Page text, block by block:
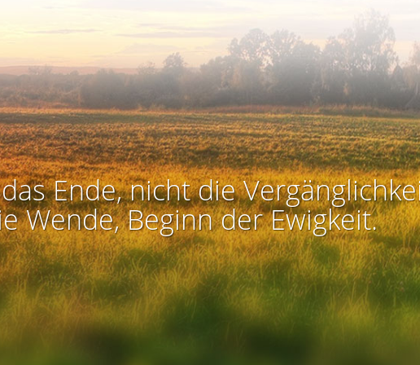
Ende, nicht die
Wende, Beginn der Ewigkeit.